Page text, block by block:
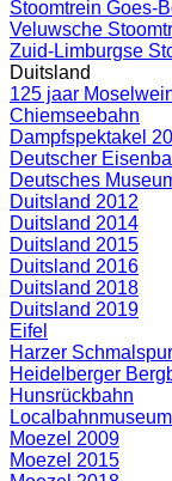
Stoomtrein Goes-
Veluwsche
Zuid-Limburgse
Duitsland
125 jaar
Chiemseebahn
Dampfspektakel
Deutscher
Deutsches
Duitsland 2012
Duitsland 2014
Duitsland 2015
Duitsland 2016
Duitsland 2018
Duitsland 2019
Eifel
Harzer
Heidelberger
Hunsrückbahn
Moezel 2009
Moezel 2015